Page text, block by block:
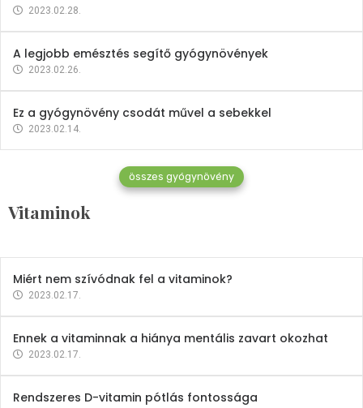
2023.02.28.
A legjobb emésztés segítő gyógynövények
2023.02.26.
Ez a gyógynövény csodát művel a sebekkel
2023.02.14.
összes gyógynövény
Vitaminok
Vitaminok
Mindent a B-12 vitaminról
2023.02.27.
Miért nem szívódnak fel a vitaminok?
2023.02.17.
Ennek a vitaminnak a hiánya mentális zavart okozhat
2023.02.17.
Rendszeres D-vitamin pótlás fontossága